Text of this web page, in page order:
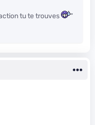
tu te trouves
"